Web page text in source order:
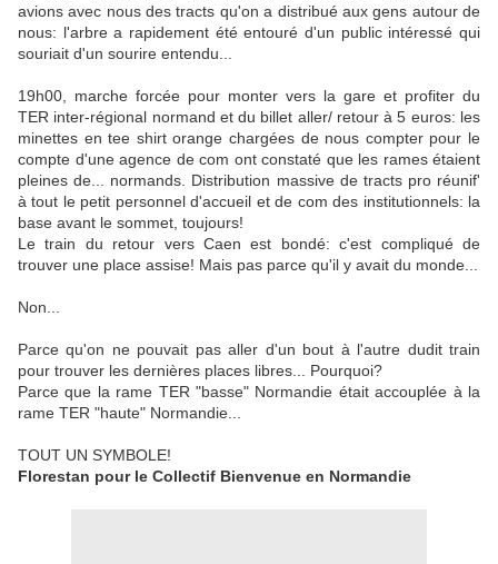
avions avec nous des tracts qu'on a distribué aux gens autour de
nous: l'arbre a rapidement été entouré d'un public intéressé qui
souriait d'un sourire entendu...
19h00, marche forcée pour monter vers la gare et profiter du
TER inter-régional normand et du billet aller/ retour à 5 euros: les
minettes en tee shirt orange chargées de nous compter pour le
compte d'une agence de com ont constaté que les rames étaient
pleines de... normands. Distribution massive de tracts pro réunif'
à tout le petit personnel d'accueil et de com des institutionnels: la
base avant le sommet, toujours!
Le train du retour vers Caen est bondé: c'est compliqué de
trouver une place assise! Mais pas parce qu'il y avait du monde...
Non...
Parce qu'on ne pouvait pas aller d'un bout à l'autre dudit train
pour trouver les dernières places libres... Pourquoi?
Parce que la rame TER "basse" Normandie était accouplée à la
rame TER "haute" Normandie...
TOUT UN SYMBOLE!
Florestan pour le Collectif Bienvenue en Normandie